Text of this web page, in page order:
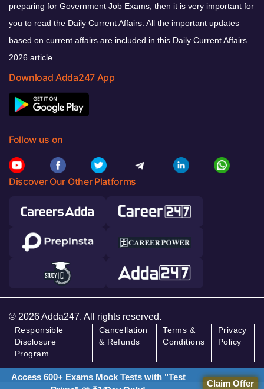
preparing for Government Job Exams, then it is very important for
you to read the Daily Current Affairs. All the important updates
based on current affairs are included in this Daily Current Affairs
2026 article.
Download Adda247 App
Follow us on
Discover Our Other Platforms
© 2026 Adda247. All rights reserved.
Responsible
Disclosure
Program
Cancellation
& Refunds
Terms &
Conditions
Privacy
Policy
Access 600+ Exams Mock Tests with "Test
Claim Offer